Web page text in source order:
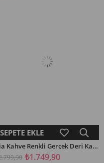
SEPETE EKLE
Pia Kahve Renkli Gerçek Deri Kadın Spor Ayakkabı
₺1.749,90